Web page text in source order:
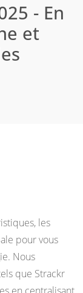
- En
et
les
pour vous
Nous
que Strackr